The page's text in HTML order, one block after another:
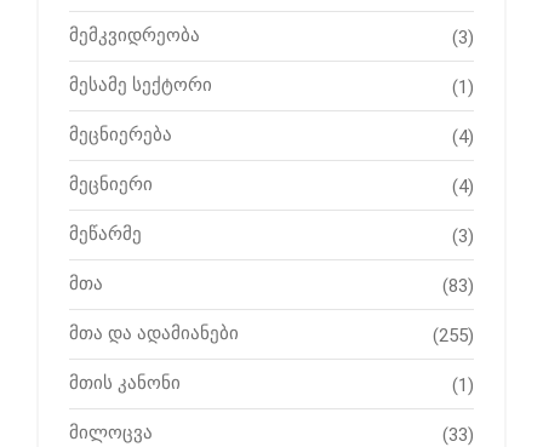
მემკვიდრეობა (3)
მესამე სექტორი (1)
მეცნიერება (4)
მეცნიერი (4)
მეწარმე (3)
მთა (83)
მთა და ადამიანები (255)
მთის კანონი (1)
მილოცვა (33)